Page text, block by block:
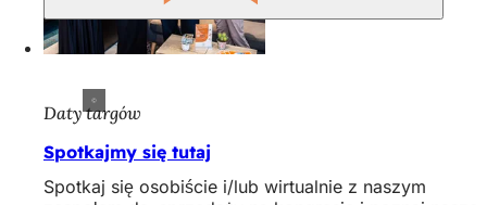
Daty targów
Spotkajmy się tutaj
Spotkaj się osobiście i/lub wirtualnie z naszym